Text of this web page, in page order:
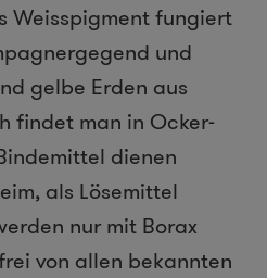
Weisspigment fungiert
und
gelbe Erden aus
findet man in Ocker-
dienen
als Lösemittel
nur mit Borax
von allen bekannten